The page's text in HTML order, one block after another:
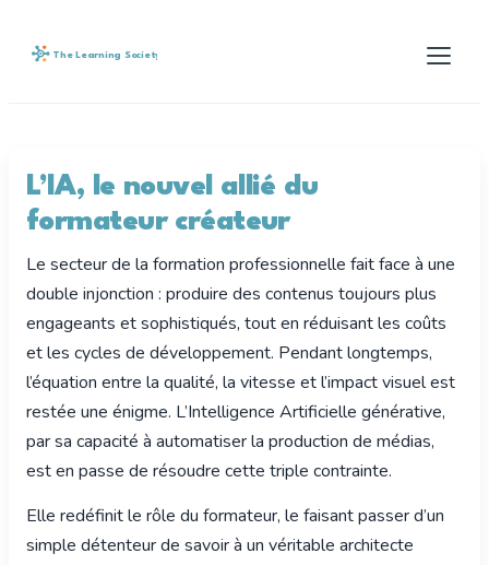
The Learning Society
L’IA, le nouvel allié du
formateur créateur
Le secteur de la formation professionnelle fait face à une
double injonction : produire des contenus toujours plus
engageants et sophistiqués, tout en réduisant les coûts
et les cycles de développement. Pendant longtemps,
l’équation entre la qualité, la vitesse et l’impact visuel est
restée une énigme. L’Intelligence Artificielle générative,
par sa capacité à automatiser la production de médias,
est en passe de résoudre cette triple contrainte.
Elle redéfinit le rôle du formateur, le faisant passer d’un
simple détenteur de savoir à un véritable architecte